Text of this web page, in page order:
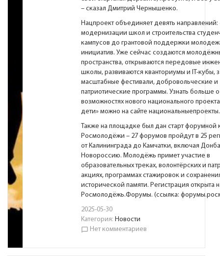
– сказал Дмитрий Чернышенко.
Нацпроект объединяет девять направлений:
модернизации школ и строительства
кампусов до грантовой поддержки
инициатив. Уже сейчас создаются
пространства, открываются передовые
школы, развиваются кванториумы и IT-кубы,
масштабные фестивали, добровольческие и
патриотические программы. Узнать больше о
возможностях нового национального
дети» можно на сайте
Также на площадке был дан старт форумной
Росмолодёжи – 27 форумов пройдут в 25
от Калининграда до Камчатки, включая
Новороссию. Молодёжь примет участие в
образовательных треках, волонтёрских и
акциях, программах стажировок и
исторической памяти. Регистрация открыта
Росмолодёжь.Форумы. (ссылка:
2025-05-30
Категория: Новости
chat_bubble_outline Нет комментариев